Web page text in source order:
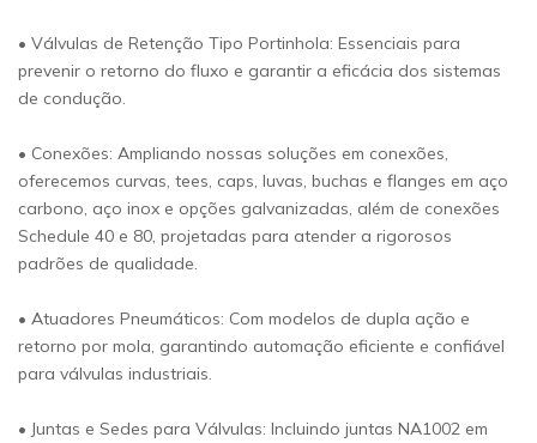
• Válvulas de Retenção Tipo Portinhola: Essenciais para
prevenir o retorno do fluxo e garantir a eficácia dos sistemas
de condução.
• Conexões: Ampliando nossas soluções em conexões,
oferecemos curvas, tees, caps, luvas, buchas e flanges em aço
carbono, aço inox e opções galvanizadas, além de conexões
Schedule 40 e 80, projetadas para atender a rigorosos
padrões de qualidade.
• Atuadores Pneumáticos: Com modelos de dupla ação e
retorno por mola, garantindo automação eficiente e confiável
para válvulas industriais.
• Juntas e Sedes para Válvulas: Incluindo juntas NA1002 em